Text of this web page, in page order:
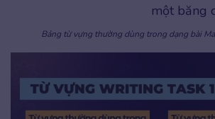
một băng
Bảng từ vựng thường dùng trong dạng bài